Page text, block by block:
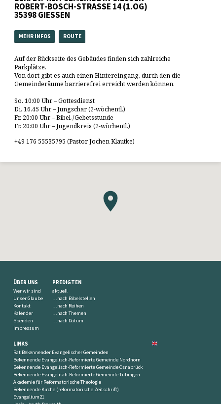
ROBERT-BOSCH-STRASSE 14 (1.OG)
35398 GIESSEN
MEHR INFOS ROUTE
Auf der Rückseite des Gebäudes finden sich zahlreiche
Parkplätze.
Von dort gibt es auch einen Hintereingang, durch den die
Gemeinderäume barrierefrei erreicht werden können.
So. 10:00 Uhr – Gottesdienst
Di. 16.45 Uhr – Jungschar (2-wöchentl.)
Fr. 20:00 Uhr – Bibel-/Gebetsstunde
Fr. 20:00 Uhr – Jugendkreis (2-wöchentl.)
+49 176 55535795 (Pastor Jochen Klautke)
ÜBER UNS
Wer wir sind
Unser Glaube
Kontakt
Kalender
Spenden
Impressum
PREDIGTEN
aktuell
…nach Bibelstellen
…nach Reihen
…nach Themen
…nach Datum
LINKS
Rat Bekennender Evangelischer Gemeinden
Bekennende Evangelisch-Reformierte Gemeinde Nordhorn
Bekennende Evangelisch-Reformierte Gemeinde Osnabrück
Bekennende Evangelisch-Reformierte Gemeinde Tübingen
Akademie für Reformatorische Theologie
Bekennende Kirche (reformatorische Zeitschrift)
Evangelium21